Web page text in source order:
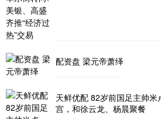
配资盘 梁元帝萧绎
天鲜优配 82岁前国足主帅
宫，和徐云龙、杨晨聚餐